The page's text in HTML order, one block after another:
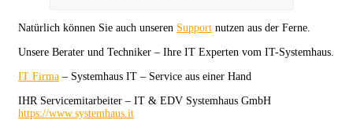
Natürlich können Sie auch unseren Support nutzen aus der Ferne.
Unsere Berater und Techniker – Ihre IT Experten vom IT-Systemhaus.
IT Firma – Systemhaus IT – Service aus einer Hand
IHR Servicemitarbeiter – IT & EDV Systemhaus GmbH
https://www.systemhaus.it